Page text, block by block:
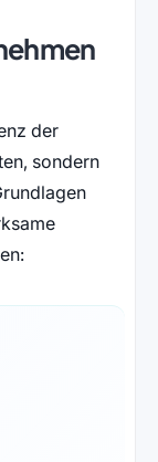
der
sondern